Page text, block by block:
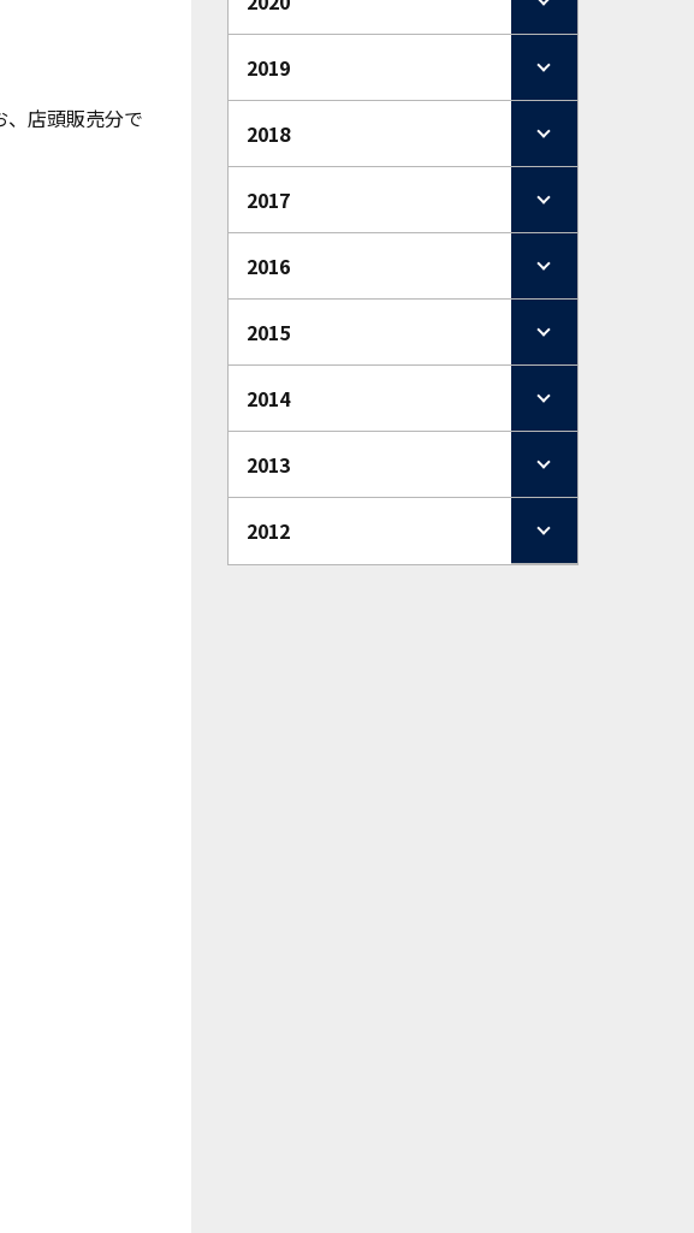
店頭販売分で
2019
2018
2017
2016
2015
2014
2013
2012